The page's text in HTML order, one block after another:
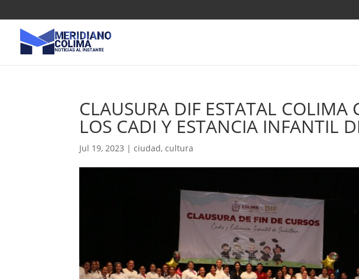
CLAUSURA DIF ESTATAL COLIMA
LOS CADI Y ESTANCIA INFANTIL
Jul 19, 2023 |ciudad,cultura